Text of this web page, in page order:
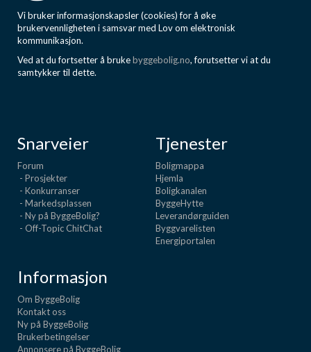
Vi bruker informasjonskapsler (cookies) for å øke
brukervennligheten i samsvar med Lov om elektronisk
kommunikasjon.
Ved at du fortsetter å brukebyggebolig.no, forutsetter vi at du
samtykker til dette.
Snarveier
Forum
- Prosjekter
- Konkurranser
- Markedsplassen
- Ny på ByggeBolig?
- Off-Topic ChitChat
Tjenester
Boligmappa
Hjemla
Boligkanalen
ByggeHytte
Leverandørguiden
Byggvarelisten
Energiportalen
Informasjon
Om ByggeBolig
Kontakt oss
Ny på ByggeBolig
Brukerbetingelser
Annonsere på ByggeBolig